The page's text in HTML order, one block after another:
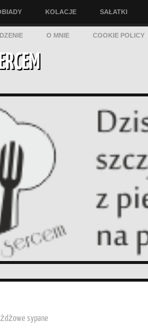
KOLACJE SAŁATKI
O MNIE COOKIE POLICY
sypane